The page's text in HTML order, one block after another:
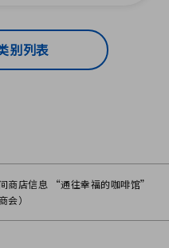
别列表
商店信息 “通往幸福的咖啡馆”
会）